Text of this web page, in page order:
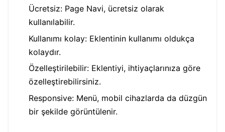
Ücretsiz: Page Navi, ücretsiz olarak
kullanılabilir.
Kullanımı kolay: Eklentinin kullanımı oldukça
kolaydır.
Özelleştirilebilir: Eklentiyi, ihtiyaçlarınıza göre
özelleştirebilirsiniz.
Responsive: Menü, mobil cihazlarda da düzgün
bir şekilde görüntülenir.